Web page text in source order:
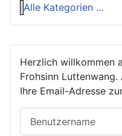
Herzlich willkommen
Frohsinn
Ihre Email-Adresse
Alle Kategorien ...